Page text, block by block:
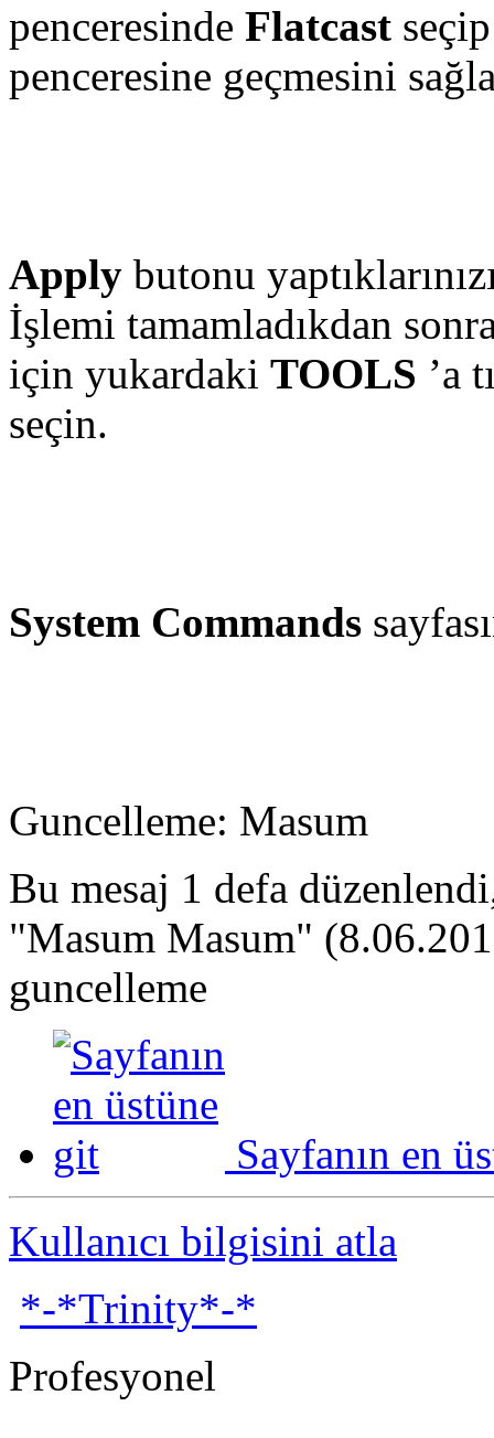
penceresinde Flatcast
penceresine geçmesini
Apply butonu
İşlemi tamamladıkdan
için yukardaki TOOLS ’a
seçin.
System Commands
Guncelleme: Masum
Bu mesaj 1 defa
"Masum Masum"
guncelleme
Sayfanın en
Kullanıcı bilgisini atla
*-*Trinity*-*
Profesyonel